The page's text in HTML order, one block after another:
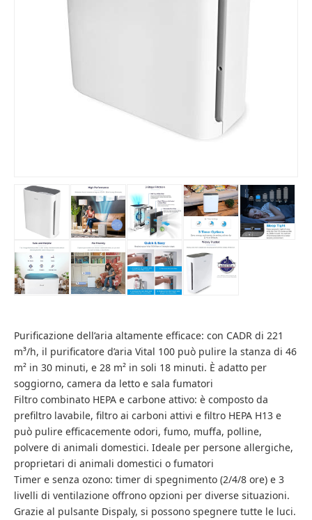
Purificazione dell’aria altamente efficace: con CADR di 221
m³/h, il purificatore d’aria Vital 100 può pulire la stanza di 46
m² in 30 minuti, e 28 m² in soli 18 minuti. È adatto per
soggiorno, camera da letto e sala fumatori
Filtro combinato HEPA e carbone attivo: è composto da
prefiltro lavabile, filtro ai carboni attivi e filtro HEPA H13 e
può pulire efficacemente odori, fumo, muffa, polline,
polvere di animali domestici. Ideale per persone allergiche,
proprietari di animali domestici o fumatori
Timer e senza ozono: timer di spegnimento (2/4/8 ore) e 3
livelli di ventilazione offrono opzioni per diverse situazioni.
Grazie al pulsante Dispaly, si possono spegnere tutte le luci.